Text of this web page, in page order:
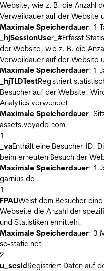
Website, wie z. B. die Anzahl
Verweildauer auf der Website
Maximale Speicherdauer: 1
_hjSessionUser_#Erfasst
der Website, wie z. B. die
Verweildauer auf der Website
Maximale Speicherdauer: 1
_hjTLDTestRegistriert
Besucher auf der Website.
Analytics verwendet.
Maximale Speicherdauer:
assets.voyado.com
1
_vaEnthält eine Besucher-ID.
beim erneuten Besuch der
Maximale Speicherdauer: 1
garnius.de
1
FPAUWeist dem Besucher
Webseite die Anzahl der
und Statistiken ermitteln.
Maximale Speicherdauer: 3
sc-static.net
2
u_scsidRegistriert Daten auf